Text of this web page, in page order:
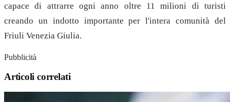
capace di attrarre ogni anno oltre 11 milioni di turisti
creando un indotto importante per l'intera comunità del
Friuli Venezia Giulia.
Pubblicità
Articoli correlati